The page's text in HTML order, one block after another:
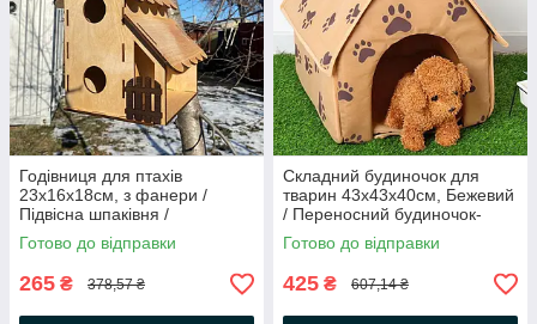
Годівниця для птахів
23х16х18см, з фанери /
Підвісна шпаківня /
Двохрівнева годівниця для
птахів та білок
Готово до відправки
265 ₴ 378,57 ₴
Складний будиночок для
тварин 43х43х40см, Бежевий
/ Переносний будиночок-
лежак для домашніх тварин /
Будка для собак
Готово до відправки
425 ₴ 607,14 ₴